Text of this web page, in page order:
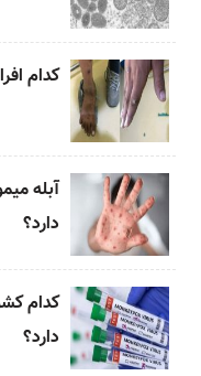
کدام
آبله
دارد؟
کدام
دارد؟